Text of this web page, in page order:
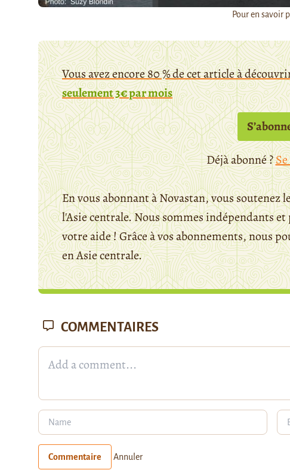
Pour en savoir
Vous avez encore 80 % de cet article à
seulement 3€ par mois
Déjà abonné ?
En vous abonnant à Novastan, vous soutenez
l'Asie centrale. Nous sommes indépendants
votre aide ! Grâce à vos abonnements, nous
en Asie centrale.
COMMENTAIRES
Commentaire Annuler